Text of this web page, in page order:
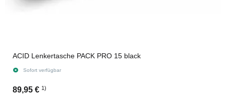
ACID Lenkertasche PACK PRO 15 black
Sofort verfügbar
89,95 € 1)